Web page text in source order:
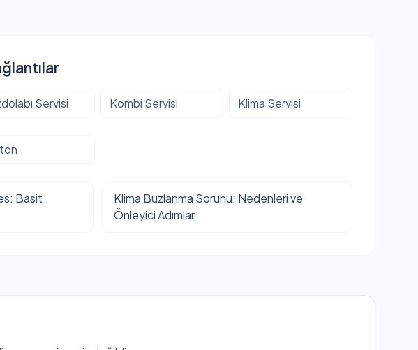
Servisi Kombi Servisi Klima Servisi
Basit
Klima Buzlanma Sorunu: Nedenleri ve
Önleyici Adımlar